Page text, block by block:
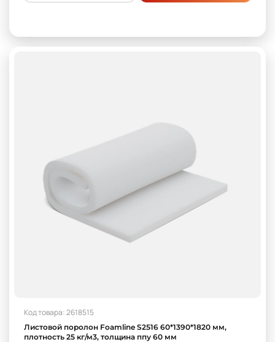
Код товара: 2618515
Листовой поролон Foamline S2516 60*1390*1820 мм,
плотность 25 кг/м3, толщина ппу 60 мм